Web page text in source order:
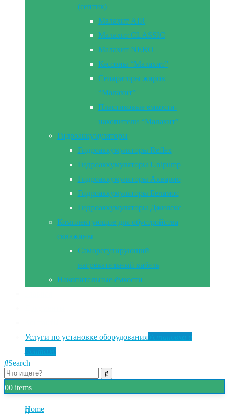
(септик)
Малахит AIR
Малахит CLASSIC
Малахит NERO
Кессоны “Малахит”
Сепараторы жиров
“Малахит”
Пластиковые емкости-
накопители “Малахит”
Гидроаккумуляторы
Гидроаккумуляторы Reflex
Гидроаккумуляторы Unipump
Гидроаккумуляторы Акварио
Гидроаккумуляторы Беламос
Гидроаккумуляторы Джилекс
Комплектующие для обустройства
скважины
Саморегулирующий
нагревательный кабель
Накопительные ёмкости
Услуги по установке оборудования
Search
00 items
Home